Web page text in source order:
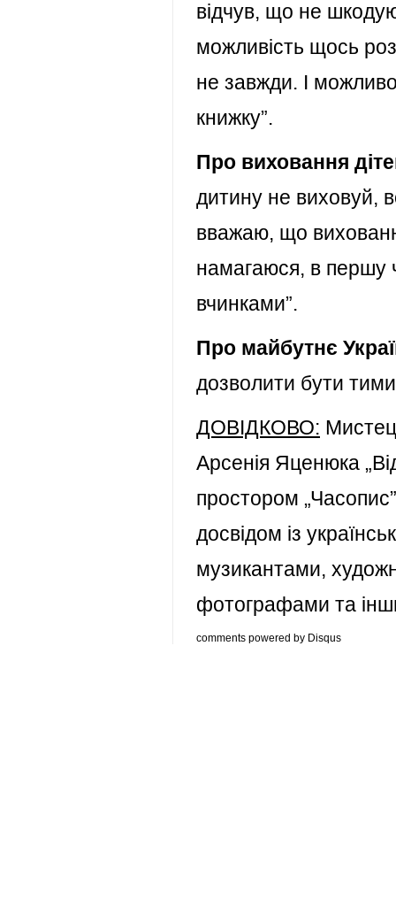
відчув, що не
можливість щось
не завжди. І
книжку”.
Про виховання
дитину не виховуй,
вважаю, що
намагаюся, в першу
вчинками”.
Про майбутнє
дозволити бути
ДОВІДКОВО:
Арсенія Яценюка
простором
досвідом із
музикантами,
фотографами та
comments powered by Disqus